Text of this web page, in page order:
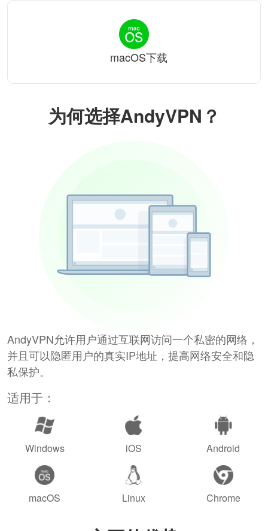
为何选择AndyVPN？
AndyVPN允许用户通过互联网访问一个私密的网络，
并且可以隐匿用户的真实IP地址，提高网络安全和隐
私保护。
适用于：
Windows iOS Android
macOS Linux Chrome
macOS下载